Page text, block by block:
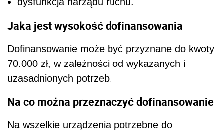
Jaka jest wysokość dofinansowania
Dofinansowanie może być przyznane do kwoty
70.000 zł, w zależności od wykazanych i
uzasadnionych potrzeb.
Na co można przeznaczyć dofinansowanie
Na wszelkie urządzenia potrzebne do